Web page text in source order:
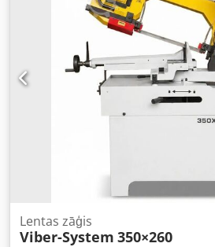
Lentas zāģis
Viber-System 350×260